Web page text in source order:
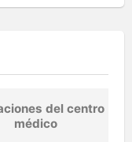
del centro
médico